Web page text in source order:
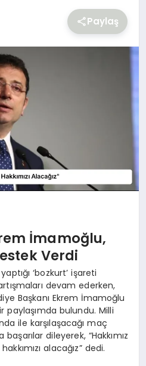
Paylaş
İmamoğlu,
Verdi
‘bozkurt’ işareti
devam ederken,
Başkanı Ekrem İmamoğlu
paylaşımda bulundu. Milli
ile karşılaşacağı maç
dileyerek, “Hakkımız
hakkımızı alacağız” dedi.